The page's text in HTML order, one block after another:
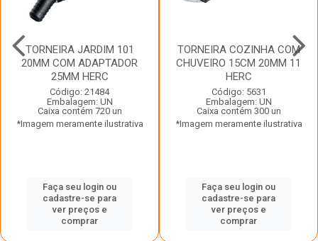
TORNEIRA JARDIM 101
20MM COM ADAPTADOR
25MM HERC
Código: 21484
Embalagem: UN
Caixa contém 720 un
*Imagem meramente ilustrativa
Faça seu login ou
cadastre-se para
ver preços e
comprar
TORNEIRA COZINHA COM
CHUVEIRO 15CM 20MM 11
HERC
Código: 5631
Embalagem: UN
Caixa contém 300 un
*Imagem meramente ilustrativa
Faça seu login ou
cadastre-se para
ver preços e
comprar